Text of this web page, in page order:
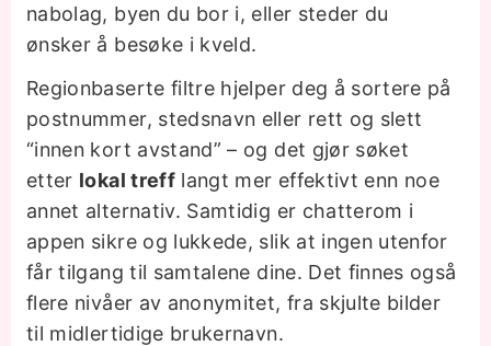
nabolag, byen du bor i, eller steder du
ønsker å besøke i kveld.
Regionbaserte filtre hjelper deg å sortere på
postnummer, stedsnavn eller rett og slett
“innen kort avstand” – og det gjør søket
etter lokal treff langt mer effektivt enn noe
annet alternativ. Samtidig er chatterom i
appen sikre og lukkede, slik at ingen utenfor
får tilgang til samtalene dine. Det finnes også
flere nivåer av anonymitet, fra skjulte bilder
til midlertidige brukernavn.